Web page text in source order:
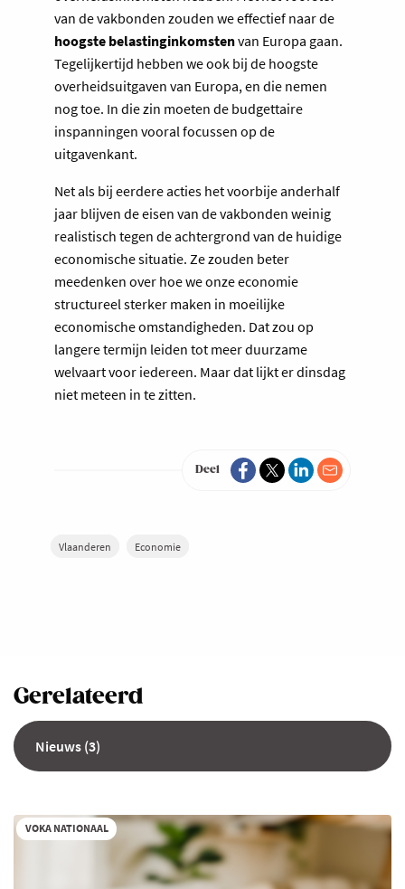
van de vakbonden zouden we effectief naar de
hoogste belastinginkomstenvan Europa gaan.
Tegelijkertijd hebben we ook bij de hoogste
overheidsuitgaven van Europa, en die nemen
nog toe. In die zin moeten de budgettaire
inspanningen vooral focussen op de
uitgavenkant.
Net als bij eerdere acties het voorbije anderhalf
jaar blijven de eisen van de vakbonden weinig
realistisch tegen de achtergrond van de huidige
economische situatie. Ze zouden beter
meedenken over hoe we onze economie
structureel sterker maken in moeilijke
economische omstandigheden. Dat zou op
langere termijn leiden tot meer duurzame
welvaart voor iedereen. Maar dat lijkt er dinsdag
niet meteen in te zitten.
Deel
Vlaanderen Economie
Gerelateerd
Nieuws (3)
VOKA NATIONAAL